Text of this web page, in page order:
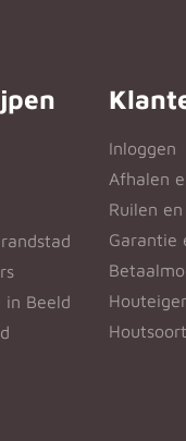
in Beeld
Inloggen
Afhalen
Ruilen
Garantie